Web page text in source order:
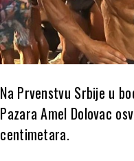
Na Prvenstvu Srbije u
Pazara Amel Dolovac
centimetara.